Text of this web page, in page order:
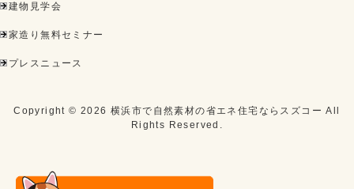
建物見学会
家造り無料セミナー
プレスニュース
Copyright ©2026横浜市で自然素材の省エネ住宅ならスズコー All
Rights Reserved.